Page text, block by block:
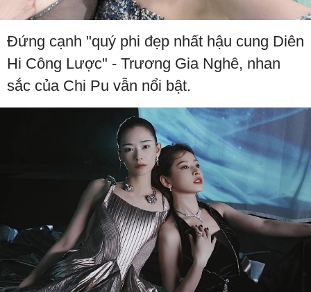
Đứng cạnh "quý phi đẹp nhất hậu cung Diên
Hi Công Lược" - Trương Gia Nghê, nhan
sắc của Chi Pu vẫn nổi bật.